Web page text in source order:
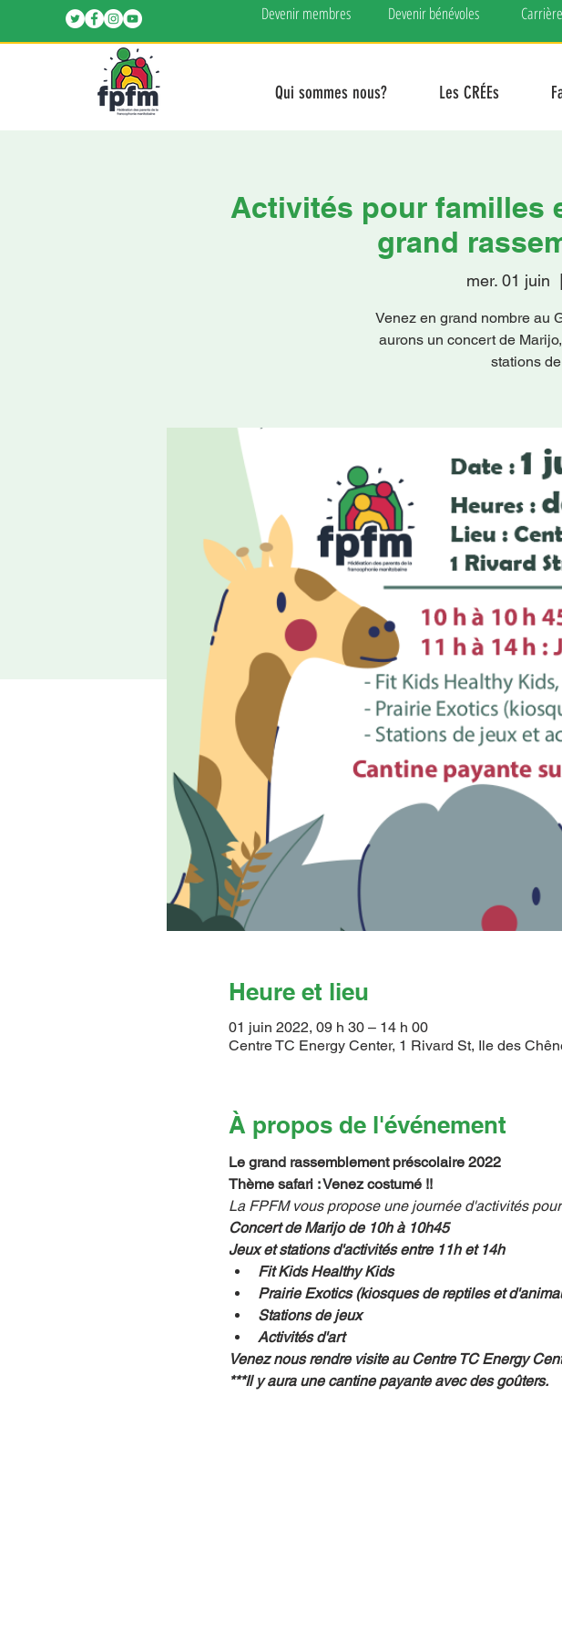
Devenir membres Devenir bénévoles Carrière
Qui sommes nous? Les CRÉEs
Activités pour familles
grand
mer. 01 juin
Venez en grand nombre au
aurons un concert de
stations
Heure et lieu
01 juin 2022, 09 h 30 – 14 h 00
Centre TC Energy Center, 1 Rivard St, Ile des
À propos de l'événement
Le grand rassemblement préscolaire 2022
Thème safari : Venez costumé !!
La FPFM vous propose une journée d'activités
Concert de Marijo de 10h à 10h45
Jeux et stations d'activités entre 11h et 14h
Fit Kids Healthy Kids
Prairie Exotics (kiosques de reptiles et
Stations de jeux
Activités d'art
Venez nous rendre visite au Centre TC Energy
***Il y aura une cantine payante avec des goûters.